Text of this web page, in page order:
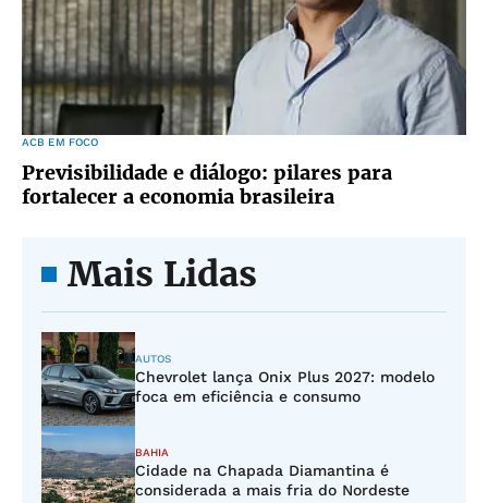
ACB EM FOCO
Previsibilidade e diálogo: pilares para
fortalecer a economia brasileira
Mais Lidas
AUTOS
Chevrolet lança Onix Plus 2027: modelo
foca em eficiência e consumo
BAHIA
Cidade na Chapada Diamantina é
considerada a mais fria do Nordeste